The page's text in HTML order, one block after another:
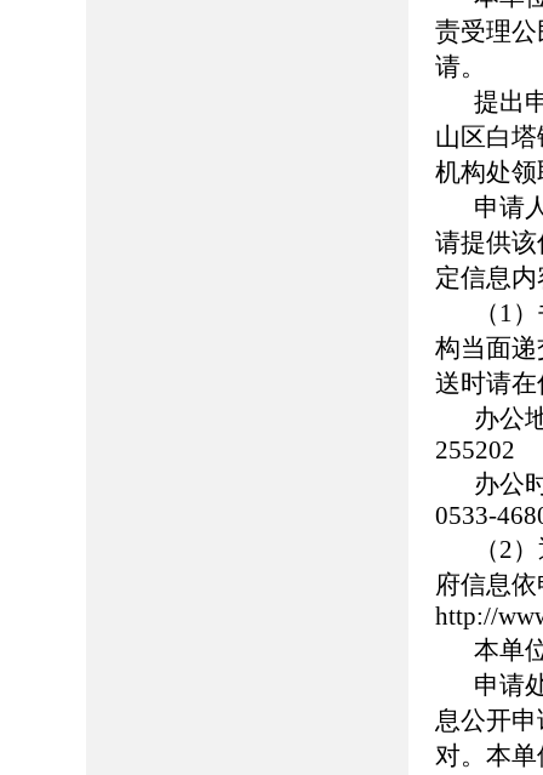
责受理
请。
提出
山区白
机构处
申请
请提供
定信息
（1
构当面
送时请
办公
255202
办公
0533-
（2
府信息
http://
本单
申请
息公开
对。本